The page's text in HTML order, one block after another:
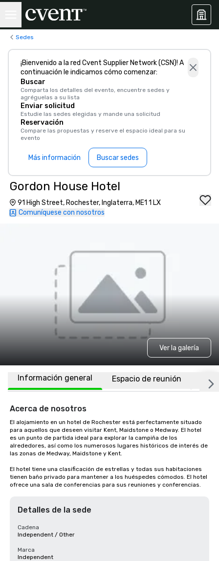
Sedes
¡Bienvenido a la red Cvent Supplier Network (CSN)! A
continuación le indicamos cómo comenzar:
Buscar
Comparta los detalles del evento, encuentre sedes y
agréguelas a su lista
Enviar solicitud
Estudie las sedes elegidas y mande una solicitud
Reservación
Compare las propuestas y reserve el espacio ideal para su
evento
Más información Buscar sedes
Gordon House Hotel
91 High Street, Rochester, Inglaterra, ME1 1 LX
Comuníquese con nosotros
Ver la galería
Información general Espacio de reunión
Acerca de nosotros
El alojamiento en un hotel de Rochester está perfectamente situado
para aquellos que deseen visitar Kent, Maidstone o Medway. El hotel
es un punto de partida ideal para explorar la campiña de los
alrededores, así como los numerosos lugares históricos de interés de
las zonas de Medway, Maidstone y Kent.
El hotel tiene una clasificación de estrellas y todas sus habitaciones
tienen baño privado para mantener a los huéspedes cómodos. El hotel
ofrece una sala de conferencias para sus reuniones y conferencias.
Detalles de la sede
Cadena
Independent / Other
Marca
Independent